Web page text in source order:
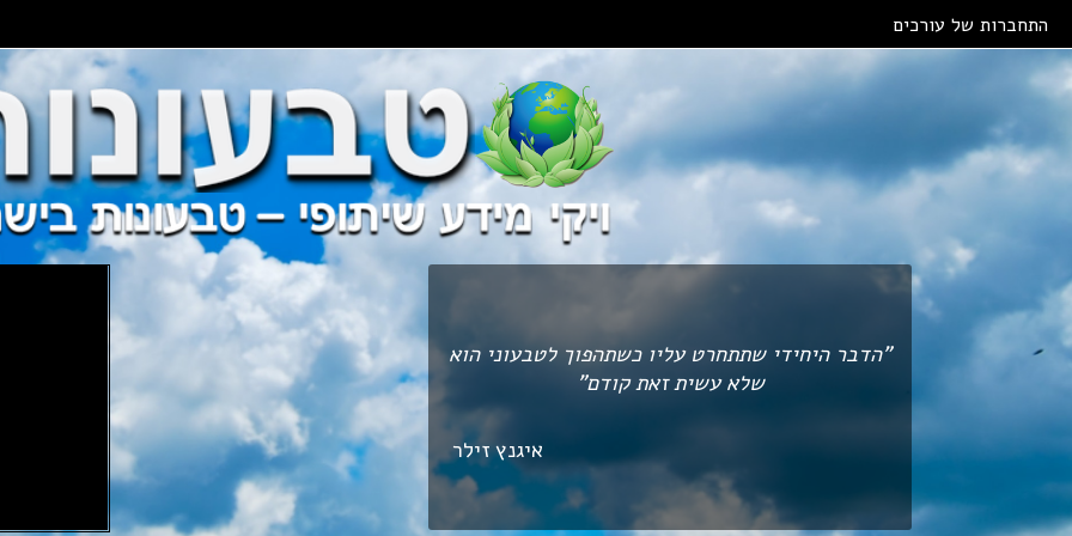
Skip to main content
התחברות של עורכים
"הדבר היחידי שתתחרט עליו כשתהפוך לטבעוני הוא
שלא עשית זאת קודם"
איגנץ זילר